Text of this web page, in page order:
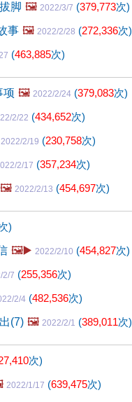
脚 🖼️ 2022/3/7 (379,773次)
事 🖼️ 2022/2/28 (272,336次)
(463,885次)
项 🖼️ 2022/2/24 (379,083次)
2/22 (434,652次)
2022/2/19 (230,758次)
2/17 (357,234次)
🖼️ 2022/2/13 (454,697次)
)
🖼️▶️ 2022/2/10 (454,827次)
2/7 (255,356次)
2/4 (482,536次)
(7) 🖼️ 2022/2/1 (389,011次)
次)
2022/1/17 (639,475次)